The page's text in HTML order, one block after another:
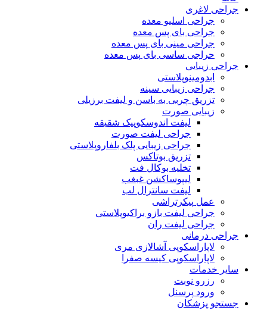
جراحی لاغری
جراحی اسلیو معده
جراحی بای پس معده
جراحی مینی بای پس معده
حراجی ساسی بای پس معده
جراحی زیبایی
ابدومینوپلاستی
جراحی زیبایی سینه
تزریق چربی به باسن و لیفت برزیلی
زیبایی صورت
لیفت اندوسکوپیک شقیقه
جراحی لیفت صورت
جراحی زیبایی پلک بلفاروپلاستی
تزریق بوتاکس
تخلیه بوکال فت
لیپوساکشن غبغب
لیفت سانترال لب
عمل پیکرتراشی
جراحی لیفت بازو براکیوپلاستی
جراحی لیفت ران
جراحی درمانی
لاپاراسکوپی آشالازی مری
لاپاراسکوپی کیسه صفرا
سایر خدمات
رزرو نوبت
ورود پرسنل
جستجو پزشکان